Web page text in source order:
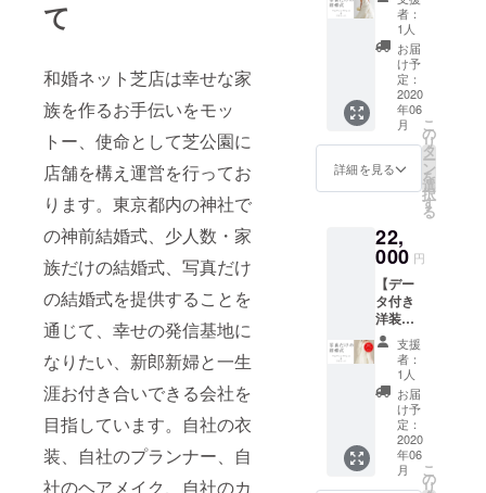
て
和婚ネット芝店は幸せな家
族を作るお手伝いをモッ
トー、使命として芝公園に
店舗を構え運営を行ってお
ります。東京都内の神社で
の神前結婚式、少人数・家
族だけの結婚式、写真だけ
の結婚式を提供することを
通じて、幸せの発信基地に
なりたい、新郎新婦と一生
涯お付き合いできる会社を
目指しています。自社の衣
装、自社のプランナー、自
社のヘアメイク、自社のカ
約制と
なりま
す ◯新
婦ドレ
ス1着
（7〜13
号サイ
ズ）：
約30着
の中か
らセレ
クト ◯
キシー
ド1着
（S〜L
サイ
ズ）：
白・
黒・グ
レーの
３色 ◯
新婦ヘ
アメイ
ク ◯六
つ切り
写真台
紙付き3
者：
1人
お届
け予
定：
2020
年06
月
詳細を見る
こ
の
リ
タ
ー
ン
を
選
択
す
る
22,
000 円
【デー
タ付き
洋装撮
影】撮
影日は
ご予約
制とな
ります
◯新婦
ドレス1
着（7〜
13号サ
支援
者：
1人
お届
け予
定：
2020
年06
月
こ
の
リ